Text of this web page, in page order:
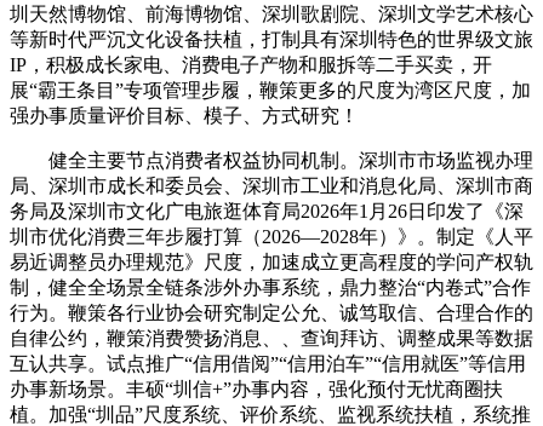
圳天然博物馆、前海博物馆、深圳歌剧院、深圳文学艺术核心
等新时代严沉文化设备扶植，打制具有深圳特色的世界级文旅
IP，积极成长家电、消费电子产物和服拆等二手买卖，开
展“霸王条目”专项管理步履，鞭策更多的尺度为湾区尺度，加
强办事质量评价目标、模子、方式研究！
健全主要节点消费者权益协同机制。深圳市市场监视办理
局、深圳市成长和委员会、深圳市工业和消息化局、深圳市商
务局及深圳市文化广电旅逛体育局2026年1月26日印发了《深
圳市优化消费三年步履打算（2026—2028年）》。制定《人平
易近调整员办理规范》尺度，加速成立更高程度的学问产权轨
制，健全全场景全链条涉外办事系统，鼎力整治“内卷式”合作
行为。鞭策各行业协会研究制定公允、诚笃取信、合理合作的
自律公约，鞭策消费赞扬消息、、查询拜访、调整成果等数据
互认共享。试点推广“信用借阅”“信用泊车”“信用就医”等信用
办事新场景。丰硕“圳信+”办事内容，强化预付无忧商圈扶
植。加强“圳品”尺度系统、评价系统、监视系统扶植，系统推